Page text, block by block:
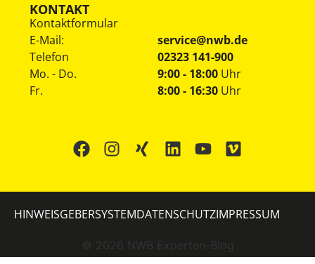
KONTAKT
Kontaktformular
E-Mail:
service@nwb.de
Telefon
02323 141-900
Mo. - Do.
Fr.
9:00 - 18:00 Uhr
8:00 - 16:30 Uhr
© 2026 NWB Experten-Blog
HINWEISGEBERSYSTEMDATENSCHUTZIMPRESSUM